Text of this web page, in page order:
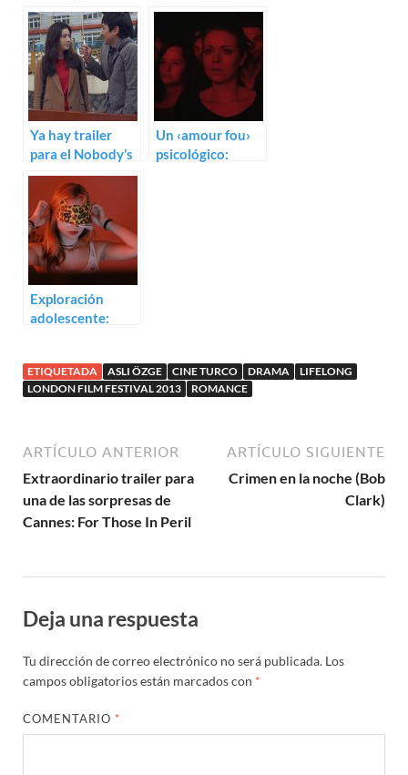
Box
Ya hay trailer
para el Nobody’s
Daughter
Haewon de Hong
Sang-soo
Un ‹amour fou›
psicológico:
Exploración
adolescente:
ETIQUETADA ASLI ÖZGE CINE TURCO DRAMA
LIFELONG
LONDON FILM FESTIVAL 2013
ROMANCE
ARTÍCULO ANTERIOR
Extraordinario trailer para
una de las sorpresas de
Cannes: For Those In Peril
ARTÍCULO SIGUIENTE
Crimen en la noche (Bob
Clark)
Deja una respuesta
Tu dirección de correo electrónico no será publicada. Los
campos obligatorios están marcados con *
COMENTARIO *